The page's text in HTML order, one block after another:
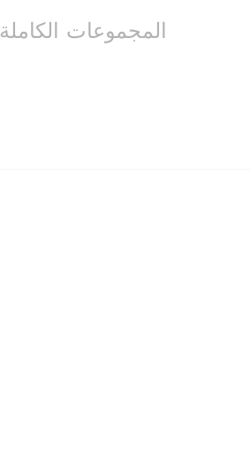
المجموعات الكاملة